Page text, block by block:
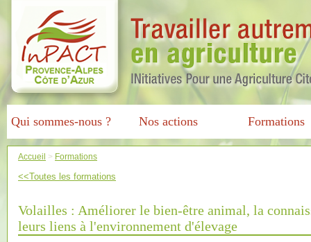
Qui sommes-nous ? Nos actions Formations
Accueil > Formations
<<Toutes les formations
Volailles : Améliorer le bien-être animal, la
leurs liens à l'environnement d'élevage